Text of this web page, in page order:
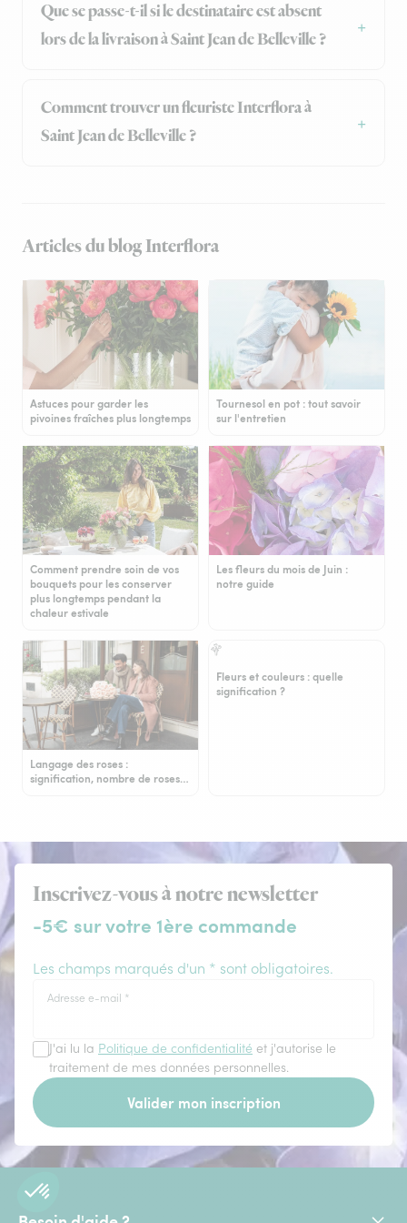
Que se passe-t-il si le destinataire est absent
lors de la livraison à Saint Jean de Belleville ?
Comment trouver un fleuriste Interflora à
Saint Jean de Belleville ?
Articles du blog Interflora
Astuces pour garder les
pivoines fraîches plus longtemps
Tournesol en pot : tout savoir
sur l'entretien
Comment prendre soin de vos
bouquets pour les conserver
plus longtemps pendant la
chaleur estivale
Les fleurs du mois de Juin :
notre guide
Langage des roses :
signification, nombre de roses…
Fleurs et couleurs : quelle
signification ?
Inscrivez-vous à notre newsletter
-5€ sur votre 1ère commande
Les champs marqués d'un * sont obligatoires.
Adresse e-mail *
J'ai lu la Politique de confidentialité et j'autorise le
traitement de mes données personnelles.
Valider mon inscription